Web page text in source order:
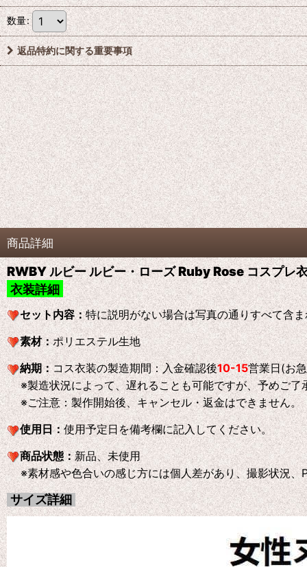
数量:
返品特約に関する重要事項
商品詳細
RWBY ルビー ルビー・ローズ Ruby Rose コスプレ
衣装詳細
セット内容：特に説明がない場合は写真の通りすべて含
素材：ポリエステル生地
納期：コス衣装の製造期間：入金確認後10-15営業日(お
※製造状況によって、遅れることも可能ですが、予めご了
※ご注意：製作開始後、キャンセル・返金はできません。
使用日：使用予定日を備考欄に記入してください。
商品状態：新品、未使用
※素材感や色合いの感じ方には個人差があり、撮影状況、
サイズ詳細